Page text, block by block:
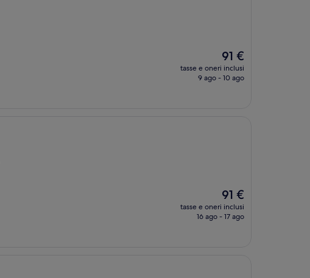
Il
prezzo
attuale
91 €
tasse e oneri inclusi
9 ago - 10 ago
Il
prezzo
attuale
91 €
tasse e oneri inclusi
16 ago - 17 ago